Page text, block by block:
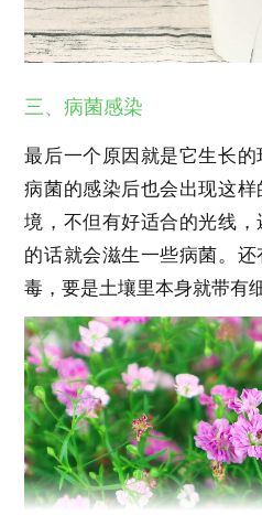
三、病菌感染
最后一个原因就是它生长
病菌的感染后也会出现这
境，不但有好适合的光线
的话就会滋生一些病菌。
毒，要是土壤里本身就带有